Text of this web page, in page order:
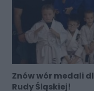
Znów wór medali
Rudy Śląskiej!